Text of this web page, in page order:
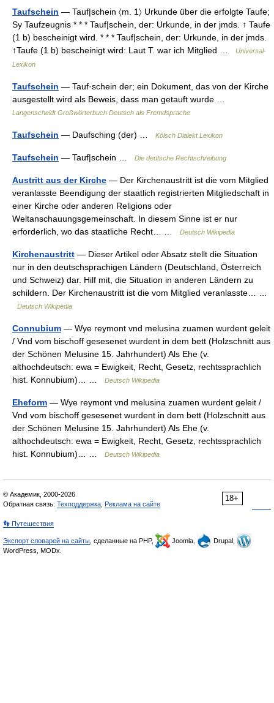
Taufschein — Tauf|schein 〈m. 1〉 Urkunde über die erfolgte Taufe;
Sy Taufzeugnis * * * Tauf|schein, der: Urkunde, in der jmds. ↑ Taufe
(1 b) bescheinigt wird. * * * Tauf|schein, der: Urkunde, in der jmds.
↑Taufe (1 b) bescheinigt wird: Laut T. war ich Mitglied …
Universal-
Lexikon
Taufschein — Tauf·schein der; ein Dokument, das von der Kirche
ausgestellt wird als Beweis, dass man getauft wurde …
Langenscheidt Großwörterbuch Deutsch als Fremdsprache
Taufschein — Daufsching (der) … Kölsch Dialekt Lexikon
Taufschein — Tauf|schein … Die deutsche Rechtschreibung
Austritt aus der Kirche — Der Kirchenaustritt ist die vom Mitglied
veranlasste Beendigung der staatlich registrierten Mitgliedschaft in
einer Kirche oder anderen Religions oder
Weltanschauungsgemeinschaft. In diesem Sinne ist er nur
erforderlich, wo das staatliche Recht… …
Deutsch Wikipedia
Kirchenaustritt — Dieser Artikel oder Absatz stellt die Situation
nur in den deutschsprachigen Ländern (Deutschland, Österreich
und Schweiz) dar. Hilf mit, die Situation in anderen Ländern zu
schildern. Der Kirchenaustritt ist die vom Mitglied veranlasste… …
Deutsch Wikipedia
Connubium — Wye reymont vnd melusina zuamen wurdent geleit
/ Vnd vom bischoff gesesenet wurdent in dem bett (Holzschnitt aus
der Schönen Melusine 15. Jahrhundert) Als Ehe (v.
althochdeutsch: ewa = Ewigkeit, Recht, Gesetz, rechtssprachlich
hist. Konnubium)… …
Deutsch Wikipedia
Eheform — Wye reymont vnd melusina zuamen wurdent geleit /
Vnd vom bischoff gesesenet wurdent in dem bett (Holzschnitt aus
der Schönen Melusine 15. Jahrhundert) Als Ehe (v.
althochdeutsch: ewa = Ewigkeit, Recht, Gesetz, rechtssprachlich
hist. Konnubium)… …
Deutsch Wikipedia
18+
© Академик, 2000-2026
Обратная связь: Техподдержка Реклама на сайте
👣 Путешествия
Экспорт словарей на сайты , сделанные на PHP, Joomla,
Drupal,
WordPress, MODx.